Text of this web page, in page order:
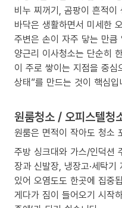
비누 찌꺼기, 곰팡이 흔적이
바닥은 생활하면서 미세한
주변은 손이 자주 닿는 만큼
양근리 이사청소는 단순히
이 주로 쌓이는 지점을 중
상태”를 만드는 것이 핵심입
원룸청소 / 오피스텔청
원룸은 면적이 작아도 청소
주방 싱크대와 가스/인덕션
장과 신발장, 냉장고·세탁
있어 오염도도 한곳에 집중
게다가 짐이 들어오기 시작